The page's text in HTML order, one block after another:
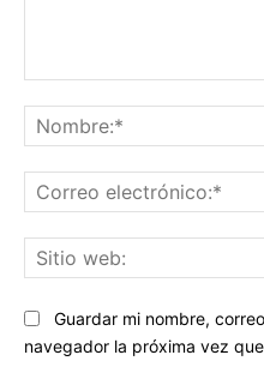
Guardar mi nombre,
navegador la próxima vez